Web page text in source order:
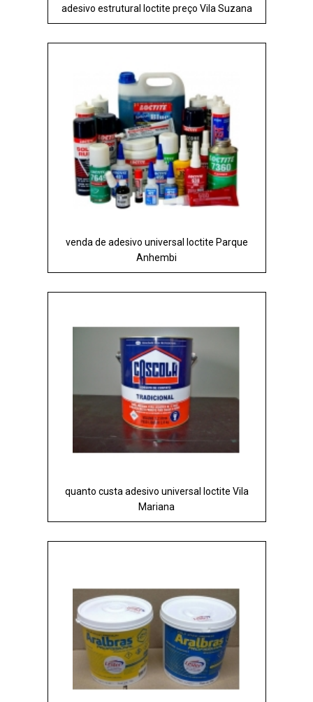
adesivo estrutural loctite preço Vila Suzana
venda de adesivo universal loctite Parque
Anhembi
quanto custa adesivo universal loctite Vila
Mariana